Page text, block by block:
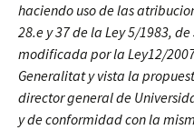
haciendo uso de las
28.e y 37 de la Ley 5/1983,
modificada por la Ley12/
Generalitat y vista la
director general de
y de conformidad con la